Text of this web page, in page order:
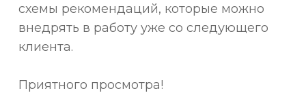
схемы рекомендаций, которые можно
внедрять в работу уже со следующего
клиента.
Приятного просмотра!